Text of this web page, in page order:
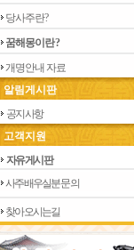
당 사 주 란 ?
꿈 해 몽 이 란 ?
개 명 안 내 자 료
알림게시판
공지사항
고객지원
자유게시판
사주 배우실분 문의
찾아 오시는길